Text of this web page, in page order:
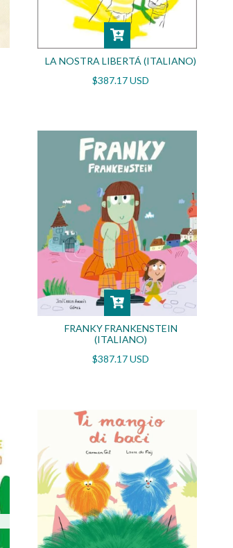
LA NOSTRA LIBERTÁ (ITALIANO)
$387.17 USD
FRANKY FRANKENSTEIN
(ITALIANO)
$387.17 USD